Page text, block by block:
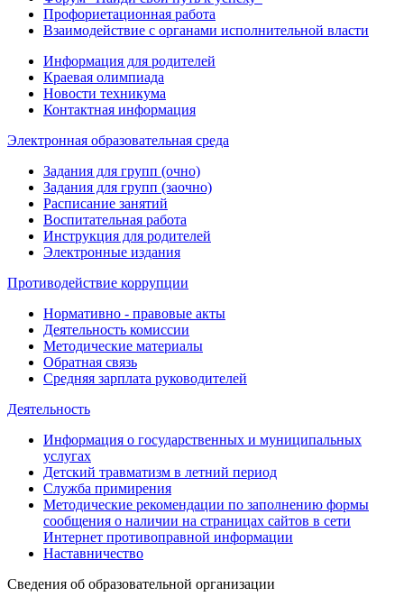
Профориетационная работа
Взаимодействие с органами исполнительной власти
Информация для родителей
Краевая олимпиада
Новости техникума
Контактная информация
Электронная образовательная среда
Задания для групп (очно)
Задания для групп (заочно)
Расписание занятий
Воспитательная работа
Инструкция для родителей
Электронные издания
Противодействие коррупции
Нормативно - правовые акты
Деятельность комиссии
Методические материалы
Обратная связь
Средняя зарплата руководителей
Деятельность
Информация о государственных и муниципальных
услугах
Детский травматизм в летний период
Служба примирения
Методические рекомендации по заполнению формы
сообщения о наличии на страницах сайтов в сети
Интернет противоправной информации
Наставничество
Сведения об образовательной организации